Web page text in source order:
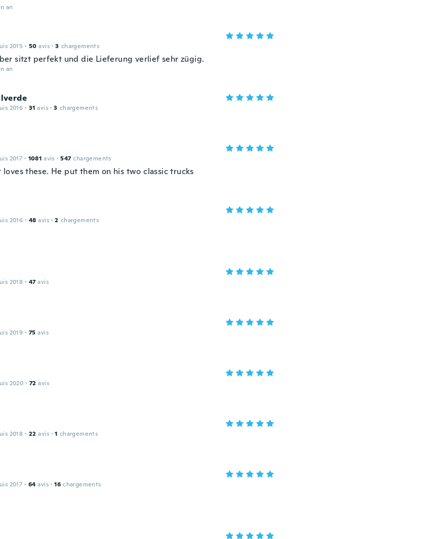
an
2015 · 50 avis · 3 chargements
sitzt perfekt und die Lieferung verlief sehr zügig.
an
2016 · 31 avis · 3 chargements
2017 · 1081 avis · 547 chargements
these. He put them on his two classic trucks
2016 · 48 avis · 2 chargements
2018 · 47 avis
2019 · 75 avis
2020 · 72 avis
2018 · 22 avis · 1 chargements
2017 · 64 avis · 16 chargements